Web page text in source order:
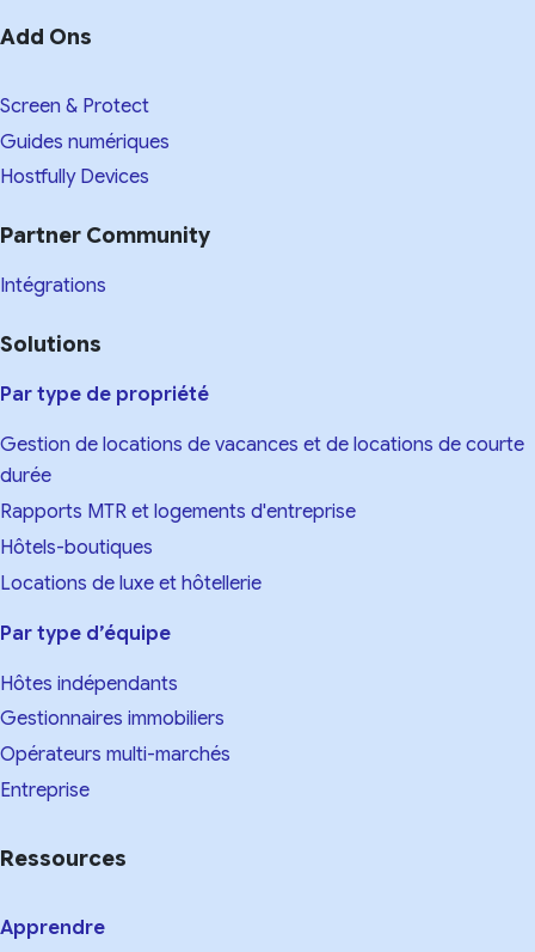
Add Ons
Screen & Protect
Guides numériques
Hostfully Devices
Partner Community
Intégrations
Solutions
Par type de propriété
Gestion de locations de vacances et de locations de courte
durée
Rapports MTR et logements d'entreprise
Hôtels-boutiques
Locations de luxe et hôtellerie
Par type d’équipe
Hôtes indépendants
Gestionnaires immobiliers
Opérateurs multi-marchés
Entreprise
Ressources
Apprendre